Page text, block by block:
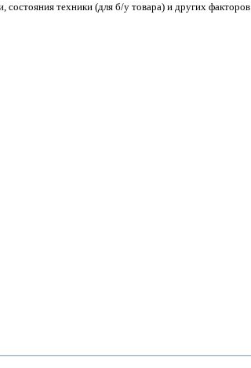
состояния техники (для б/у товара) и других факторов